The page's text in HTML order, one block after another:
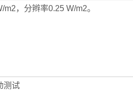
m2，分辫率0.25 W/m2。
测试